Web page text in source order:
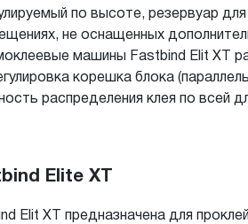
по высоте, резервуар
не оснащенных
машины Fastbind Elit XT
корешка блока
распределения клея по всей
Elite XT
Elit XT предназначена для